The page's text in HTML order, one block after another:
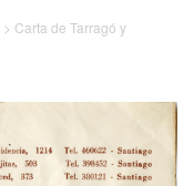
> Carta de Tarragó y